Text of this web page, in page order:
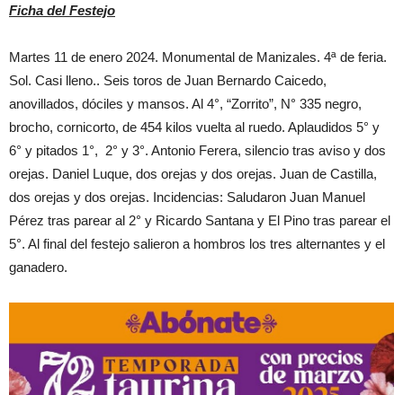
Ficha del Festejo
Martes 11 de enero 2024. Monumental de Manizales. 4ª de feria.
Sol. Casi lleno.. Seis toros de Juan Bernardo Caicedo,
anovillados, dóciles y mansos. Al 4°, “Zorrito”, N° 335 negro,
brocho, cornicorto, de 454 kilos vuelta al ruedo. Aplaudidos 5° y
6° y pitados 1°, 2° y 3°. Antonio Ferera, silencio tras aviso y dos
orejas. Daniel Luque, dos orejas y dos orejas. Juan de Castilla,
dos orejas y dos orejas. Incidencias: Saludaron Juan Manuel
Pérez tras parear al 2° y Ricardo Santana y El Pino tras parear el
5°. Al final del festejo salieron a hombros los tres alternantes y el
ganadero.